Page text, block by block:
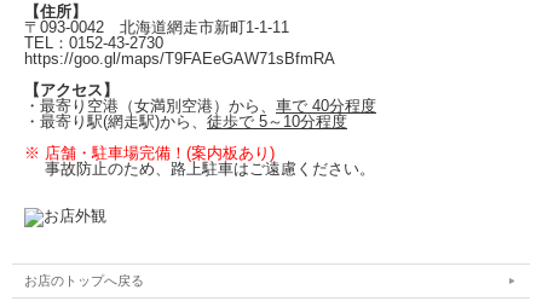
【住所】
〒093-0042 北海道網走市新町1-1-11
TEL：0152-43-2730
https://goo.gl/maps/T9FAEeGAW71sBfmRA
【アクセス】
・最寄り空港（女満別空港）から、 車で 40分程度
・最寄り駅(網走駅)から、 徒歩で 5～10分程度
※ 店舗・駐車場完備！(案内板あり)
事故防止のため、路上駐車はご遠慮ください。
お店のトップへ戻る